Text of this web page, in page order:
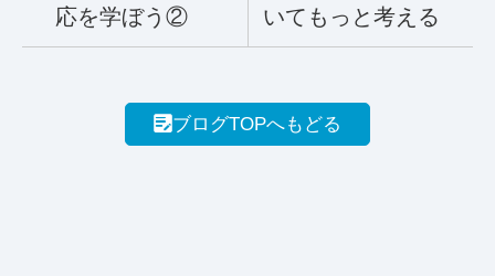
応を学ぼう②
いてもっと考える
ブログTOPへもどる